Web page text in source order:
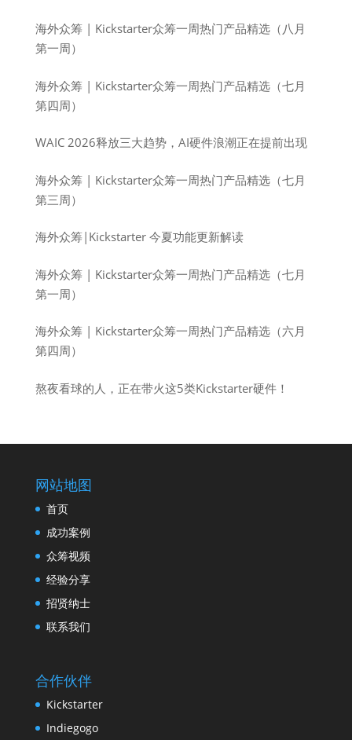
海外众筹 | Kickstarter众筹一周热门产品精选（八月
第一周）
海外众筹 | Kickstarter众筹一周热门产品精选（七月
第四周）
WAIC 2026释放三大趋势，AI硬件浪潮正在提前出现
海外众筹 | Kickstarter众筹一周热门产品精选（七月
第三周）
海外众筹|Kickstarter 今夏功能更新解读
海外众筹 | Kickstarter众筹一周热门产品精选（七月
第一周）
海外众筹 | Kickstarter众筹一周热门产品精选（六月
第四周）
熬夜看球的人，正在带火这5类Kickstarter硬件！
网站地图
首页
成功案例
众筹视频
经验分享
招贤纳士
联系我们
合作伙伴
Kickstarter
Indiegogo